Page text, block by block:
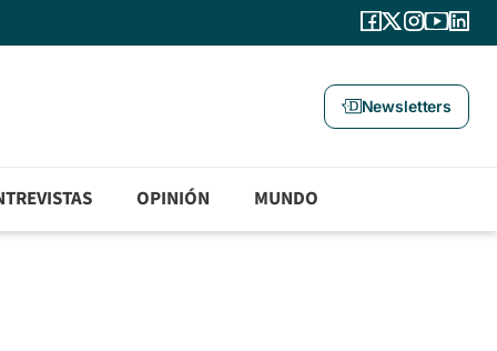
Newsletters
OPINIÓN MUNDO